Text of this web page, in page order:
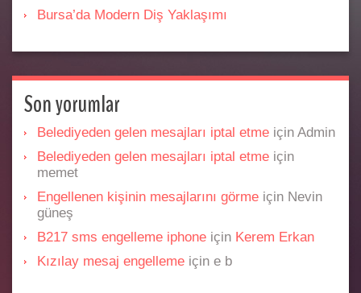
Bursa’da Modern Diş Yaklaşımı
Son yorumlar
Belediyeden gelen mesajları iptal etme için Admin
Belediyeden gelen mesajları iptal etme için
memet
Engellenen kişinin mesajlarını görme için Nevin
güneş
B217 sms engelleme iphone için Kerem Erkan
Kızılay mesaj engelleme için e b